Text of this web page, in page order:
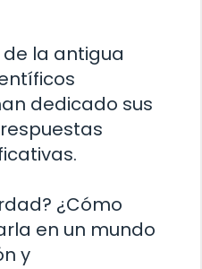
la antigua
dedicado sus
¿Cómo
en un mundo
y